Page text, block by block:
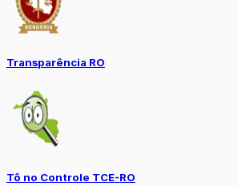
Transparência RO
Tô no Controle TCE-RO